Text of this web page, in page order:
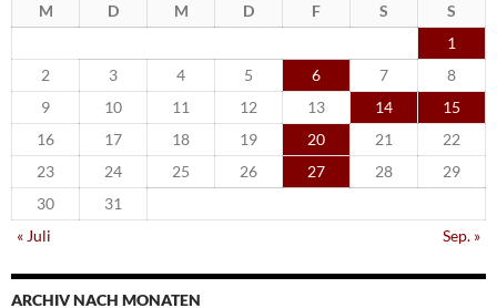
M D M D F S
S
1
2
3 4 5 6 7
8
9
10 11 12 13 14
15
16
17 18 19 20 21
22
23
24 25 26 27 28
29
30
31
« Juli
Sep. »
ARCHIV NACH MONATEN